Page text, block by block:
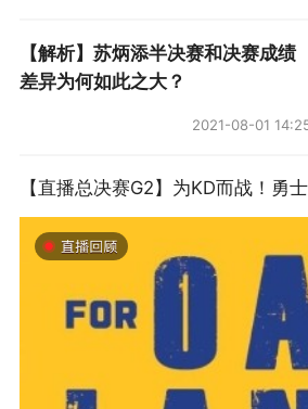
【解析】苏炳添半决赛和决赛成绩
差异为何如此之大？
2021-08-01
【直播总决赛G2】为KD而战！勇